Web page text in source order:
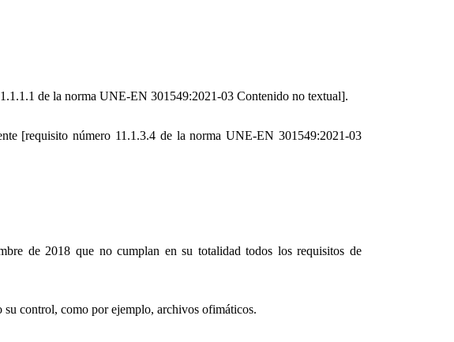
de la norma UNE-EN 301549:2021-03 Contenido no textual].
[requisito número 11.1.3.4 de la norma UNE-EN 301549:2021-03
de 2018 que no cumplan en su totalidad todos los requisitos de
su control, como por ejemplo, archivos ofimáticos.